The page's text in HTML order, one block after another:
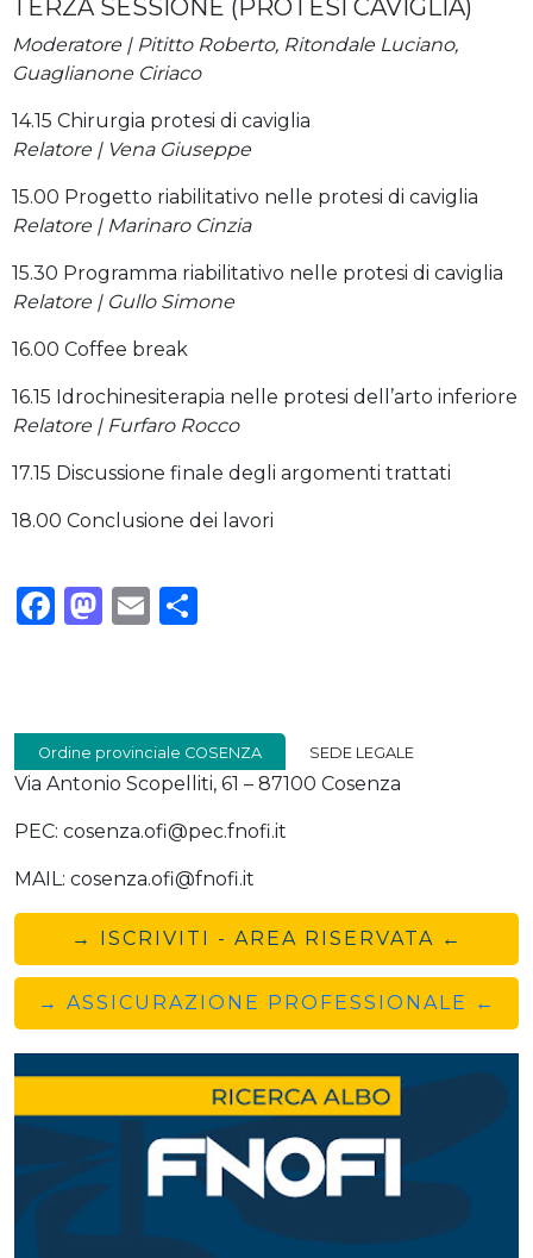
TERZA SESSIONE (PROTESI CAVIGLIA)
Moderatore | Pititto Roberto, Ritondale Luciano,
Guaglianone Ciriaco
14.15 Chirurgia protesi di caviglia
Relatore | Vena Giuseppe
15.00 Progetto riabilitativo nelle protesi di caviglia
Relatore | Marinaro Cinzia
15.30 Programma riabilitativo nelle protesi di caviglia
Relatore | Gullo Simone
16.00 Coffee break
16.15 Idrochinesiterapia nelle protesi dell’arto inferiore
Relatore | Furfaro Rocco
17.15 Discussione finale degli argomenti trattati
18.00 Conclusione dei lavori
Facebook
Mastodon
Email
Ordine provinciale COSENZA SEDE LEGALE
Via Antonio Scopelliti, 61 – 87100 Cosenza
PEC: cosenza.ofi@pec.fnofi.it
MAIL: cosenza.ofi@fnofi.it
→ ISCRIVITI - AREA RISERVATA ←
→ ASSICURAZIONE PROFESSIONALE ←